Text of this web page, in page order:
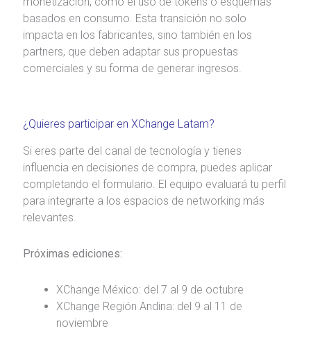
basados en consumo. Esta transición no solo
impacta en los fabricantes, sino también en los
partners, que deben adaptar sus propuestas
comerciales y su forma de generar ingresos.
¿Quieres participar en XChange Latam?
Si eres parte del canal de tecnología y tienes
influencia en decisiones de compra, puedes aplicar
completando el formulario. El equipo evaluará tu perfil
para integrarte a los espacios de networking más
relevantes.
Próximas ediciones:
XChange México: del 7 al 9 de octubre
XChange Región Andina: del 9 al 11 de
noviembre